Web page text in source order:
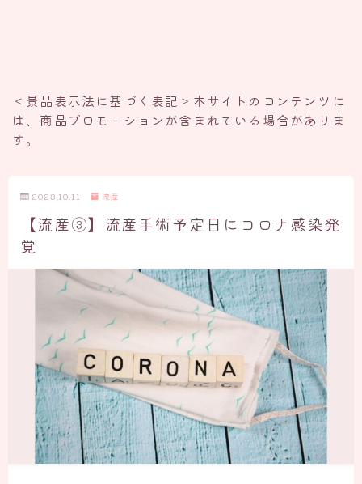
＜景品表示法に基づく表記＞本サイトのコンテンツに
は、商品プロモーションが含まれている場合がありま
す。
2023.10.11 流産
【流産③】流産手術予定日にコロナ感染発
覚